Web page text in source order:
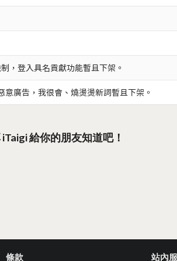
，登入具名貢獻功能暫且下架。
廣告，我很會、燒燙燙新詞暫且下架。
給你的朋友知道吧！
條款 站內